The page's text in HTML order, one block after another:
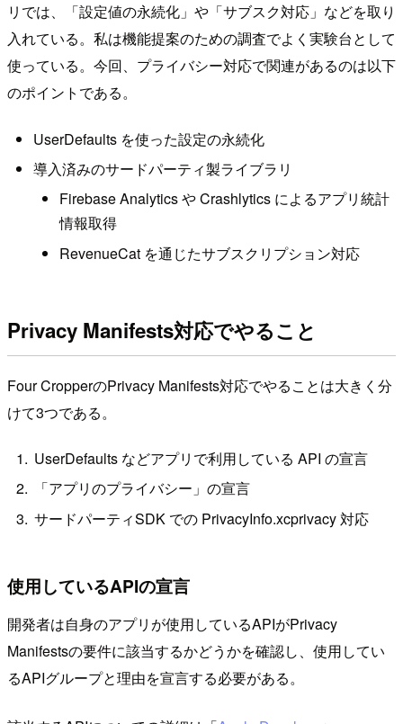
リでは、「設定値の永続化」や「サブスク対応」などを取り
入れている。私は機能提案のための調査でよく実験台として
使っている。今回、プライバシー対応で関連があるのは以下
のポイントである。
UserDefaults を使った設定の永続化
導入済みのサードパーティ製ライブラリ
Firebase Analytics や Crashlytics によるアプリ統計
情報取得
RevenueCat を通じたサブスクリプション対応
Privacy Manifests対応でやること
Four CropperのPrivacy Manifests対応でやることは大きく分
けて3つである。
UserDefaults などアプリで利用している API の宣言
「アプリのプライバシー」の宣言
サードパーティSDK での PrivacyInfo.xcprivacy 対応
使用しているAPIの宣言
開発者は自身のアプリが使用しているAPIがPrivacy
Manifestsの要件に該当するかどうかを確認し、使用してい
るAPIグループと理由を宣言する必要がある。